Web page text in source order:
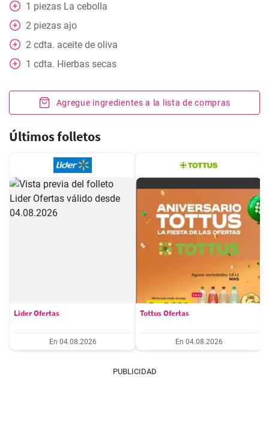
1 piezas La cebolla
2 piezas ajo
2 cdta. aceite de oliva
1 cdta. Hierbas secas
Agregue ingredientes a la lista de compras
Últimos folletos
Lider Ofertas
En 04.08.2026
Tottus Ofertas
En 04.08.2026
PUBLICIDAD